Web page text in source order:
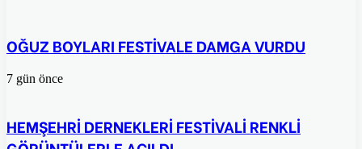
OĞUZ BOYLARI FESTİVALE DAMGA VURDU
7 gün önce
HEMŞEHRİ DERNEKLERİ FESTİVALİ RENKLİ